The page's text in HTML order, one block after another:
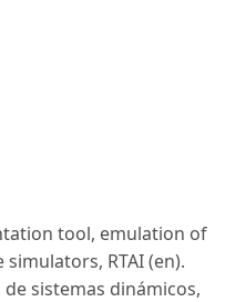
tool, emulation of
RTAI (en).
de sistemas dinámicos,